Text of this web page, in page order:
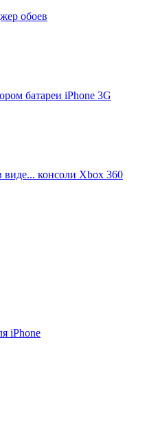
обоев
батареи iPhone 3G
виде... консоли Xbox 360
iPhone